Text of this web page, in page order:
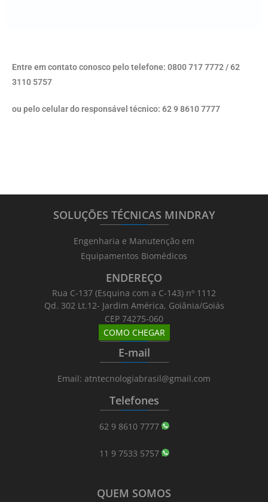
Entre em contato conosco pelo telefone: 0800 717 7772 / 62
3110 5757
ou pelo celular do responsável técnico: 62 9 8610 7777
SOLUÇÕES TÉCNICAS MINDRAY
_______________________
Engenharia e Manutenção em
Equipamentos Biomédicos
ENDEREÇO
Rua C-137 (Esquina com a C-143) nº 1112
Qd. 302 Lt.12- Jardim América, Goiânia/Goiás
CEP 74275-060
COMO CHEGAR
_______________________
E-mail
_______________________
Email: atntecnologiabrasil@gmail.com
Telefones
_______________________
62 9 8610 7777
11 9 7533 5757
QUEM SOMOS
_______________________